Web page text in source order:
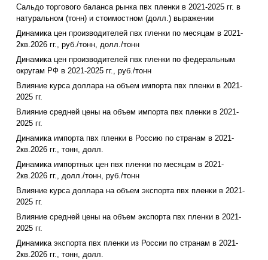
Сальдо торгового баланса рынка пвх пленки в 2021-2025 гг. в
натуральном (тонн) и стоимостном (долл.) выражении
Динамика цен производителей пвх пленки по месяцам в 2021-
2кв.2026 гг., руб./тонн, долл./тонн
Динамика цен производителей пвх пленки по федеральным
округам РФ в 2021-2025 гг., руб./тонн
Влияние курса доллара на объем импорта пвх пленки в 2021-
2025 гг.
Влияние средней цены на объем импорта пвх пленки в 2021-
2025 гг.
Динамика импорта пвх пленки в Россию по странам в 2021-
2кв.2026 гг., тонн, долл.
Динамика импортных цен пвх пленки по месяцам в 2021-
2кв.2026 гг., долл./тонн, руб./тонн
Влияние курса доллара на объем экспорта пвх пленки в 2021-
2025 гг.
Влияние средней цены на объем экспорта пвх пленки в 2021-
2025 гг.
Динамика экспорта пвх пленки из России по странам в 2021-
2кв.2026 гг., тонн, долл.